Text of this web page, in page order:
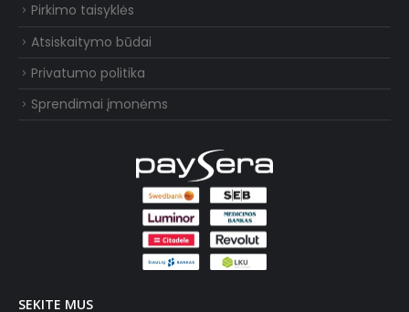
Pirkimo taisyklės
Atsiskaitymo būdai
Privatumo politika
Sprendimai įmonėms
SEKITE MUS